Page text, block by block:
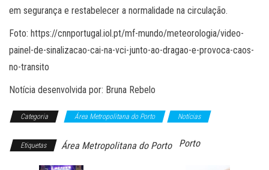
em segurança e restabelecer a normalidade na circulação.
Foto: https://cnnportugal.iol.pt/mf-mundo/meteorologia/video-
painel-de-sinalizacao-cai-na-vci-junto-ao-dragao-e-provoca-caos-
no-transito
Notícia desenvolvida por: Bruna Rebelo
Categoria Área Metropolitana do Porto Notícias
Etiquetas Área Metropolitana do Porto Porto